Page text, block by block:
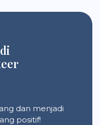
dan menjadi
positif!